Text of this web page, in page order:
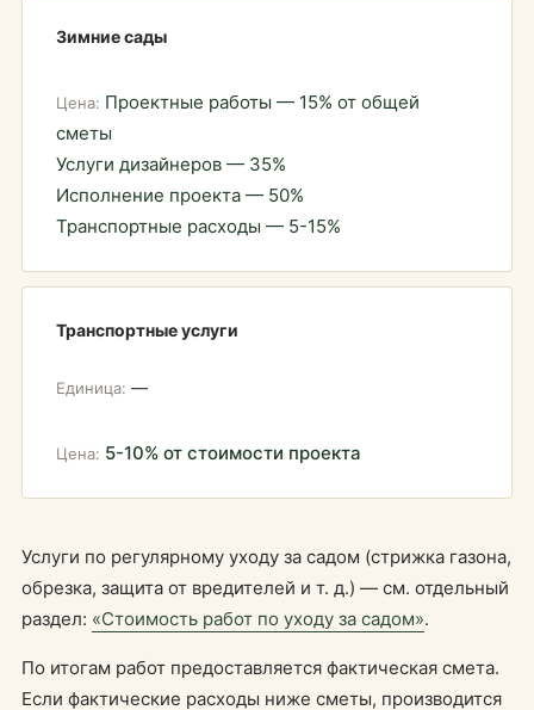
Зимние сады
Проектные работы — 15% от общей
сметы
Услуги дизайнеров — 35%
Исполнение проекта — 50%
Транспортные расходы — 5-15%
Транспортные услуги
—
5-10% от стоимости проекта
Услуги по регулярному уходу за садом (стрижка газона,
обрезка, защита от вредителей и т. д.) — см. отдельный
раздел: «Стоимость работ по уходу за садом».
По итогам работ предоставляется фактическая смета.
Если фактические расходы ниже сметы, производится